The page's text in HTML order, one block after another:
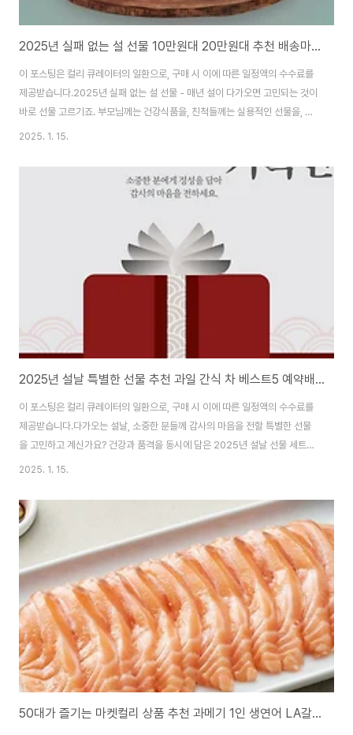
2025년 실패 없는 설 선물 10만원대 20만원대 추천 배송마감일
이 포스팅은 컬리 큐레이터의 일환으로, 구매 시 이에 따른 일정액의 수수료를
제공받습니다.2025년 실패 없는 설 선물 - 매년 설이 다가오면 고민되는 것이
바로 선물 고르기죠. 부모님께는 건강식품을, 친척들께는 실용적인 선물을, 지
인들에게는 센스있는 선물을... 받는 분의 취향과 필요를 고려하다 보면 머리가
도와드립니다. 돈쓰고 욕 안 먹는 선물리스트. 실패없는 성공의 아이콘, 바로 마
켓 컬리입니다! 카테고리별 인기 선물 세트올해 특히 신경써서 진행하는 느낌
가 강추하는 제품에 주목해주세요. 🎁 신규가입 5천원적립 💝 카드사 15%
2025. 1. 15.
2025년 설날 특별한 선물 추천 과일 간식 차 베스트5 예약배송 기간
이 포스팅은 컬리 큐레이터의 일환으로, 구매 시 이에 따른 일정액의 수수료를
제공받습니다.다가오는 설날, 소중한 분들께 감사의 마음을 전할 특별한 선물
을 고민하고 계신가요? 건강과 품격을 동시에 담은 2025년 설날 선물 세트를
소개해드립니다. 제가 고른 과일 간식 차 선물 세트 베스트5를 공개합니다 ^^
대 링크로 가입하기- 카드사 15% 추가할인 진행중 (일부 마감): 카드사 혜택
확인하기- 사전예약 특별 혜택: 사전예약 상품 보기- 실시간 인기 선물세트: 인
기선물 랭킹 보기 TWG 티 트래블로그티 셀렉션 15~20만원대 구매하기영동
곶검 & 호두말이 5~10만원대 구매하기고당도 황금왕 사과세트 가격대 구매
하기바샤 커피 ..
2025. 1. 15.
50대가 즐기는 마켓컬리 상품 추천 과메기 1인 생연어 LA갈비 소불고기 향미 등